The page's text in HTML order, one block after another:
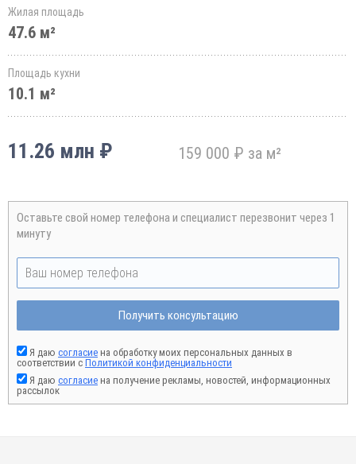
Жилая площадь
47.6 м²
Площадь кухни
10.1 м²
11.26 млн ₽ 159 000 ₽ за м²
Оставьте свой номер телефона и специалист перезвонит через 1
минуту
Получить консультацию
Я даю согласие на обработку моих персональных данных в
соответствии с Политикой конфиденциальности
Я даю согласие на получение рекламы, новостей, информационных
рассылок